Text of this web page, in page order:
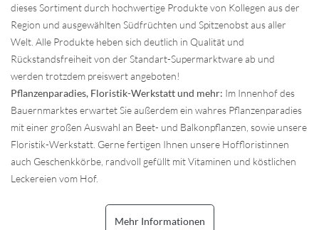
dieses Sortiment durch hochwertige Produkte von Kollegen aus der
Region und ausgewählten Südfrüchten und Spitzenobst aus aller
Welt. Alle Produkte heben sich deutlich in Qualität und
Rückstandsfreiheit von der Standart-Supermarktware ab und
werden trotzdem preiswert angeboten!
Pflanzenparadies, Floristik-Werkstatt und mehr: Im Innenhof des
Bauernmarktes erwartet Sie außerdem ein wahres Pflanzenparadies
mit einer großen Auswahl an Beet- und Balkonpflanzen, sowie unsere
Floristik-Werkstatt. Gerne fertigen Ihnen unsere Hoffloristinnen
auch Geschenkkörbe, randvoll gefüllt mit Vitaminen und köstlichen
Leckereien vom Hof.
Mehr Informationen